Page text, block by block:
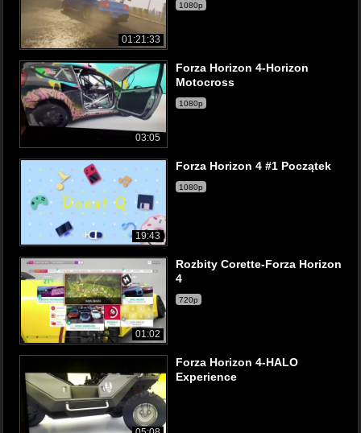
01:21:33
1080p
03:05
Forza Horizon 4-Horizon
Motocross
1080p
19:43
Forza Horizon 4 #1 Początek
1080p
01:02
Rozbity Corette-Forza Horizon
4
720p
Forza Horizon 4-HALO
Experience